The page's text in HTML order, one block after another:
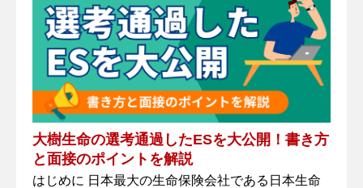
大樹生命の選考通過したESを大公開！書き方
と面接のポイントを解説
はじめに 日本最大の生命保険会社である日本生命